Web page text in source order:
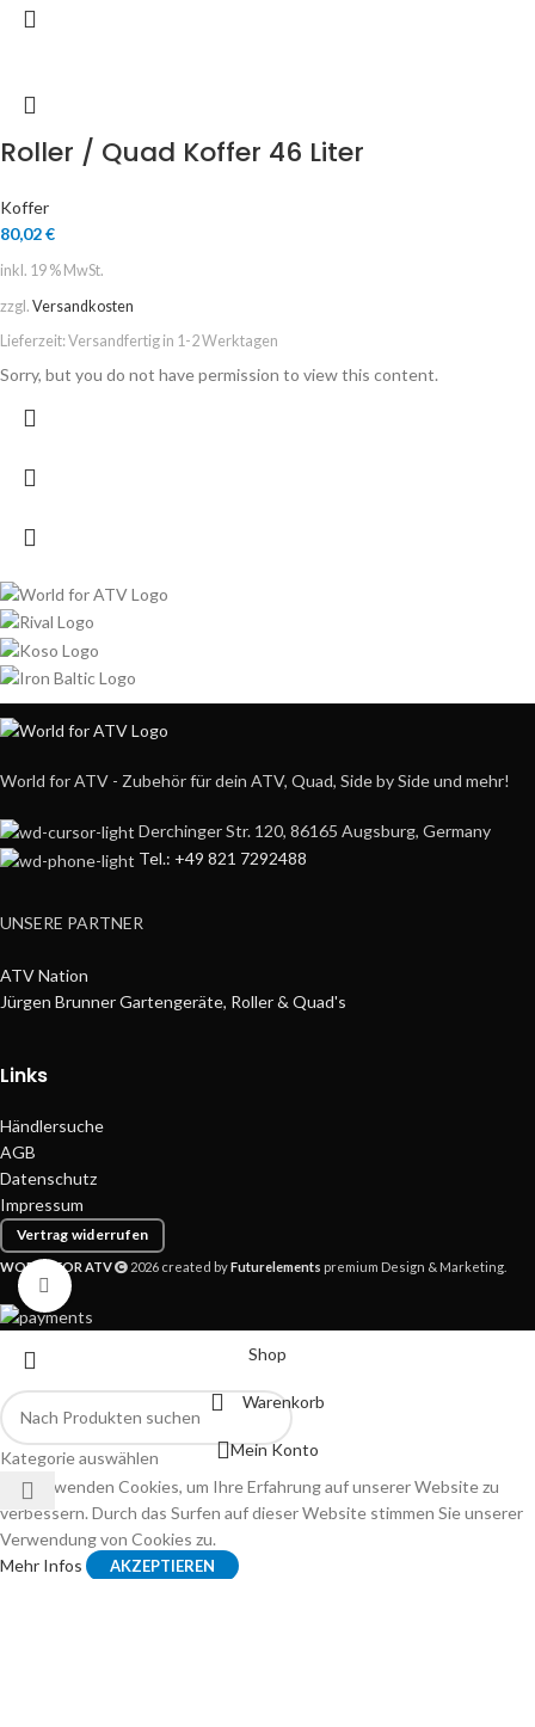
Zum Vergrößern klicken
Roller / Quad Koffer 46 Liter
Koffer
80,02€
inkl. 19 % MwSt.
zzgl. Versandkosten
Lieferzeit: Versandfertig in 1-2 Werktagen
Sorry, but you do not have permission to view this content.
World for ATV - Zubehör für dein ATV, Quad, Side by Side und mehr!
Derchinger Str. 120, 86165 Augsburg, Germany
Tel.: +49 821 7292488
UNSERE PARTNER
ATV Nation
Jürgen Brunner Gartengeräte, Roller & Quad's
Links
Händlersuche
AGB
Datenschutz
Impressum
Vertrag widerrufen
WORLD FOR ATV 2026 created byFuturelements premium Design & Marketing.
Kategorie auswählen
Shop
Warenkorb
Mein Konto
Wir verwenden Cookies, um Ihre Erfahrung auf unserer Website zu
verbessern. Durch das Surfen auf dieser Website stimmen Sie unserer
Verwendung von Cookies zu.
Mehr Infos
AKZEPTIEREN